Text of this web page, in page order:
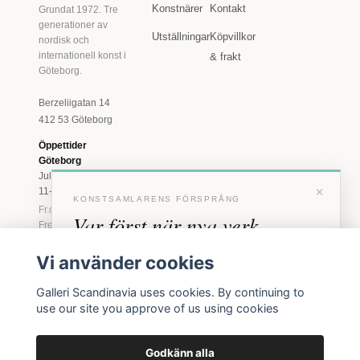
Grundat 1972. Tre
generationer av
nordisk och
internationell konst i
Göteborg.
Berzeliigatan 14
412 53 Göteborg
Öppettider
Göteborg
Juli: Tis 11-18 · Lör
11-16
Fr.o.m. augusti: Tis-
Fre 11-18 · Lör 11-
Marstrand
2026
Tis-Fre 11-18 ·
Konstnärer
Utställningar
Kontakt
Köpvillkor
& frakt
×
KONSTSAMLARENS FÖRSPRÅNG
Var först när nya verk
anländer
inbjudningar till vernissage, innan vi annonserar
offentligt.
Vi använder cookies
Galleri Scandinavia uses cookies. By continuing to
use our site you approve of us using cookies
Godkänn alla